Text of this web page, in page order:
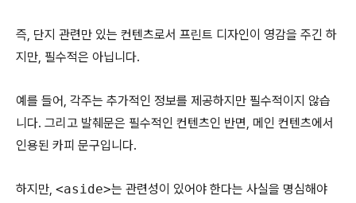
즉, 단지 관련만 있는 컨텐츠로서 프린트 디자인이 영감을 주긴 하
지만, 필수적은 아닙니다.
예를 들어, 각주는 추가적인 정보를 제공하지만 필수적이지 않습
니다. 그리고 발췌문은 필수적인 컨텐츠인 반면, 메인 컨텐츠에서
인용된 카피 문구입니다.
하지만, <aside>는 관련성이 있어야 한다는 사실을 명심해야